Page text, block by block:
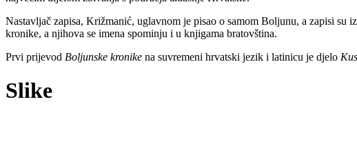
Nastavljač zapisa, Križmanić, uglavnom je pisao o samom Boljunu, a zapisi
kronike, a njihova se imena spominju i u knjigama bratovština.
Prvi prijevod Boljunske kronike na suvremeni hrvatski jezik i latinicu je djelo
Slike